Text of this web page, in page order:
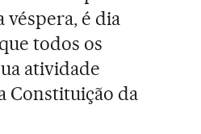
véspera, é dia
todos os
atividade
Constituição da